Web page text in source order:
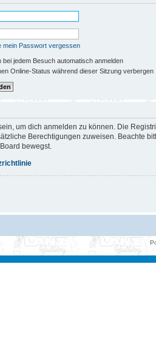
mein Passwort vergessen
bei jedem Besuch automatisch anmelden
Online-Status während dieser Sitzung verbergen
um dich anmelden zu können. Die
Berechtigungen zuweisen. Beachte
bewegst.